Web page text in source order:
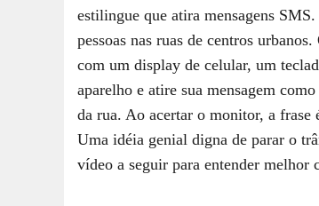
estilingue que atira mensagens
pessoas nas ruas de centros
com um display de celular, um
aparelho e atire sua mensagem
da rua. Ao acertar o monitor, a frase
Uma idéia genial digna de parar o
vídeo a seguir para entender